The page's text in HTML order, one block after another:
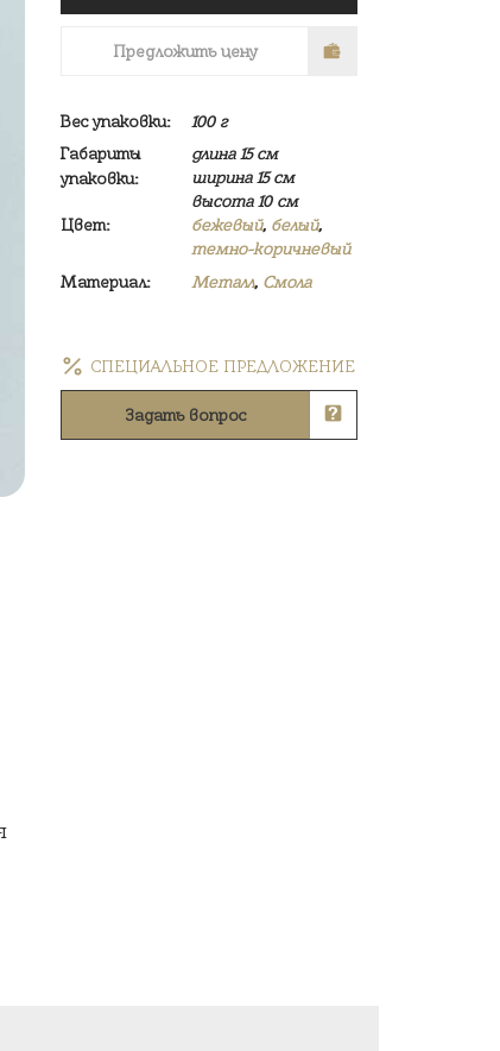
Предложить цену
Вес упаковки:
100 г
Габариты
упаковки:
длина 15 см
ширина 15 см
высота 10 см
Цвет:
бежевый, белый,
темно-коричневый
Материал:
Металл, Смола
СПЕЦИАЛЬНОЕ ПРЕДЛОЖЕНИЕ
Задать вопрос